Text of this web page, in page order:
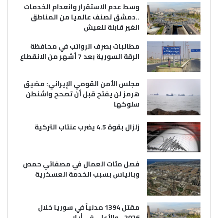
وسط عدم الاستقرار وانعدام الخدمات
..دمشق تصنف عالميا من المناطق
الغير قابلة للعيش
مطالبات بصرف الرواتب في محافظة
الرقة السورية بعد 7 أشهر من الانقطاع
مجلس الأمن القومي الإيراني: مضيق
هرمز لن يفتح قبل أن تصحح واشنطن
سلوكها
زلزال بقوة 4.5 يضرب عنتاب التركية
فصل مئات العمال في مصفاتي حمص
وبانياس بسبب الخدمة العسكرية
مقتل 1394 مدنياً في سوريا خلال